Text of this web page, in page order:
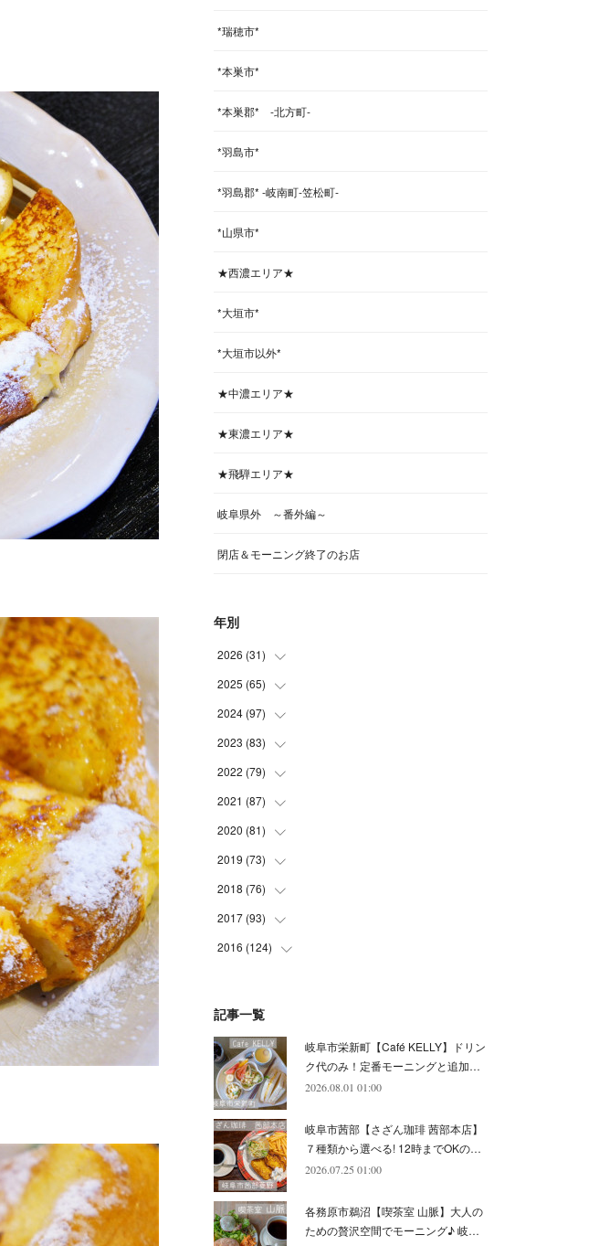
*瑞穂市*
*本巣市*
*本巣郡* -北方町-
*羽島市*
*羽島郡* -岐南町-笠松町-
*山県市*
★西濃エリア★
*大垣市*
*大垣市以外*
★中濃エリア★
★東濃エリア★
★飛騨エリア★
岐阜県外 ～番外編～
閉店＆モーニング終了のお店
年別
2026 (31)
(4
(4
(5
(4
(5
(4
(5
2025 (65)
(5
(6
(6
(6
(5
(4
(5
(7
(7
2024 (97)
(5
(7
(7
(8
(9
(8
(11
(8)
(6
(10)
2023 (83)
(6
(7
(7
(9
(8
(7
(7)
(5
(6)
(8)
2022 (79)
(4
(8
(10
)
(7
(8
(9)
(4)
(6)
2021 (87)
(12
)
(9
(11
)
(1
(6)
( 7)
(9)
(2)
2020 (81)
(10
)
(11
)
(8
(7)
(5)
(1)
(8)
(4)
(7)
2019 (73)
(4
(6
(4)
(5)
(4)
(4)
(10)
(10)
(6)
2018 (76)
(9
(3)
(8)
(7)
(6)
(5)
(6)
(8)
(8)
2017 (93)
(7)
(8)
(8)
(8)
(9)
(9)
(9)
(7)
2016 (124)
(10)
(12)
(16)
(9)
(13)
(8)
(6)
記事一覧
岐阜市栄新町【Café KELLY】ドリン
ク代のみ！定番モーニングと追加…
2026.08.01 01:00
岐阜市茜部【さざん珈琲 茜部本店】
７種類から選べる! 12時までOKの…
2026.07.25 01:00
各務原市鵜沼【喫茶室 山脈】大人の
ための贅沢空間でモーニング♪ 岐…